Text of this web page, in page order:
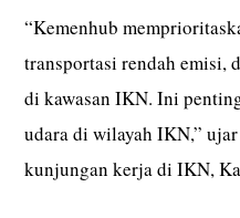
“Kemenhub
transportasi rendah emisi,
di kawasan IKN. Ini
udara di wilayah IKN,”
kunjungan kerja di IKN,